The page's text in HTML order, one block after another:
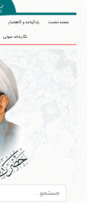
صفحه نخست زندگینامه و گاهشمار
نگارخانه صوتی